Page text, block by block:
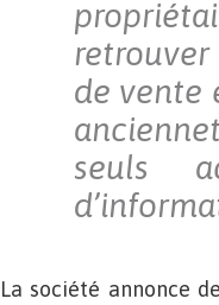
de vente
seuls
La société annonce